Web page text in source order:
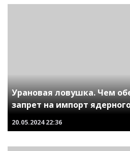
Урановая ловушка. Чем
запрет на импорт
20.05.2024 22:36